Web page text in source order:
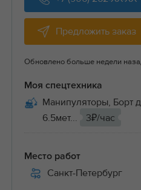
Предложить заказ
Обновлено больше недели
Моя спецтехника
Манипуляторы, Борт
6.5мет...
3₽/час
Место работ
Санкт-Петербург